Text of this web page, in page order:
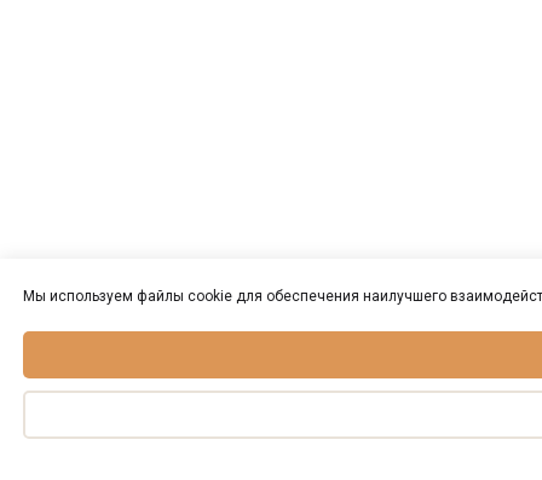
Мы используем файлы cookie для обеспечения наилучшего